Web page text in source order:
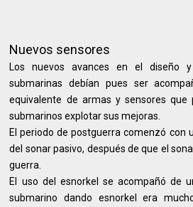
Nuevos sensores
Los nuevos avances en el diseño
submarinas debían pues ser
equivalente de armas y sensores que
submarinos explotar sus mejoras.
El periodo de postguerra comenzó con
del sonar pasivo, después de que el
guerra.
El uso del esnorkel se acompañó de
submarino dando esnorkel era